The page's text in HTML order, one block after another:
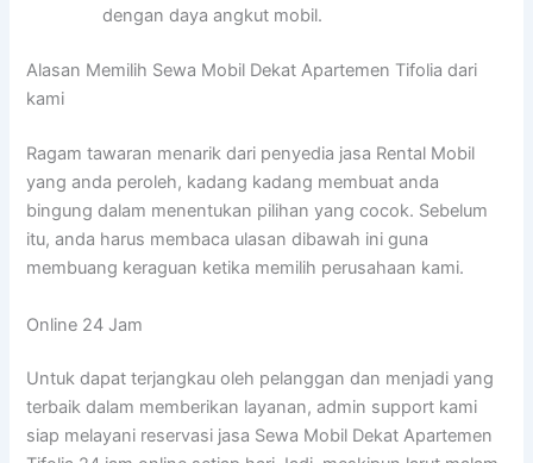
dengan daya angkut mobil.
Alasan Memilih Sewa Mobil Dekat Apartemen Tifolia dari
kami
Ragam tawaran menarik dari penyedia jasa Rental Mobil
yang anda peroleh, kadang kadang membuat anda
bingung dalam menentukan pilihan yang cocok. Sebelum
itu, anda harus membaca ulasan dibawah ini guna
membuang keraguan ketika memilih perusahaan kami.
Online 24 Jam
Untuk dapat terjangkau oleh pelanggan dan menjadi yang
terbaik dalam memberikan layanan, admin support kami
siap melayani reservasi jasa Sewa Mobil Dekat Apartemen